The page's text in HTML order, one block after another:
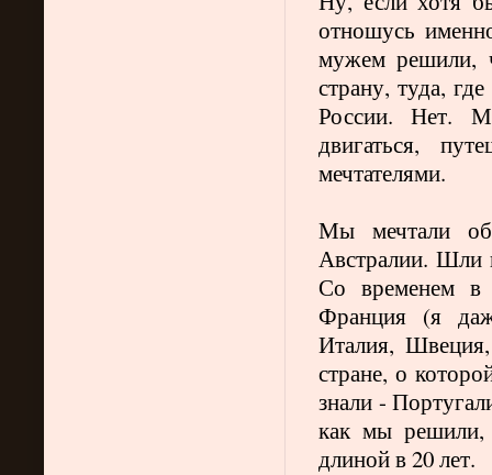
отношусь
мужем решили,
страну, туда,
России. Нет.
двигаться,
мечтателями.
Мы мечтали
Австралии. Шли
Со временем в
Франция (я
Италия,
стране, о
знали -
как мы решили,
длиной в 20 лет.